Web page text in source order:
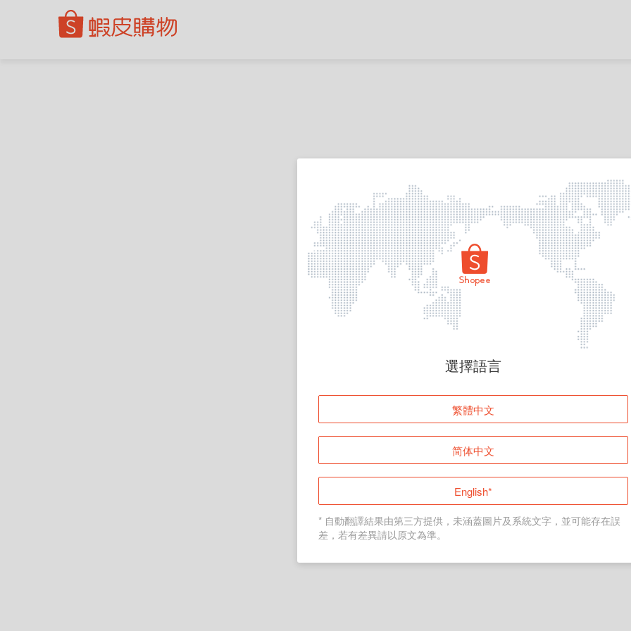
頁面無法顯示
登入
返回首頁
選擇語言
繁體中文
简体中文
English*
* 自動翻譯結果由第三方提供，未涵蓋圖片及系統文字，並可能存在誤
差，若有差異請以原文為準。